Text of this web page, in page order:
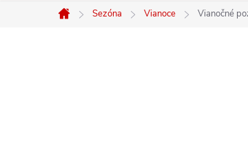
Domov
Sezóna Vianoce Vianočné